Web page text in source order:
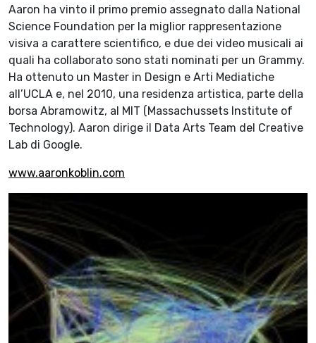
Aaron ha vinto il primo premio assegnato dalla National
Science Foundation per la miglior rappresentazione
visiva a carattere scientifico, e due dei video musicali ai
quali ha collaborato sono stati nominati per un Grammy.
Ha ottenuto un Master in Design e Arti Mediatiche
all’UCLA e, nel 2010, una residenza artistica, parte della
borsa Abramowitz, al MIT (Massachussets Institute of
Technology). Aaron dirige il Data Arts Team del Creative
Lab di Google.
www.aaronkoblin.com